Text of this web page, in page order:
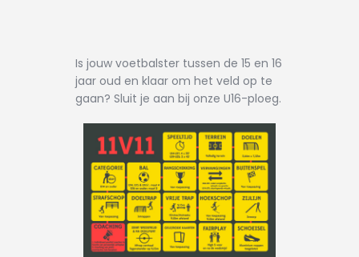
Is jouw voetbalster tussen de 15 en 16
jaar oud en klaar om het veld op te
gaan? Sluit je aan bij onze U16-ploeg.